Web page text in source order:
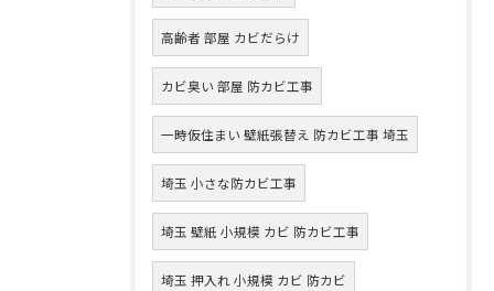
高齢者 部屋 カビだらけ
カビ臭い 部屋 防カビ工事
一時仮住まい 壁紙張替え 防カビ工事 埼玉
埼玉 小さな防カビ工事
埼玉 壁紙 小規模 カビ 防カビ工事
埼玉 押入れ 小規模 カビ 防カビ